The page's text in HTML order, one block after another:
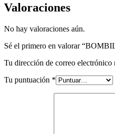
Valoraciones
No hay valoraciones aún.
Sé el primero en valorar
Tu dirección de correo electrónico
Tu puntuación *